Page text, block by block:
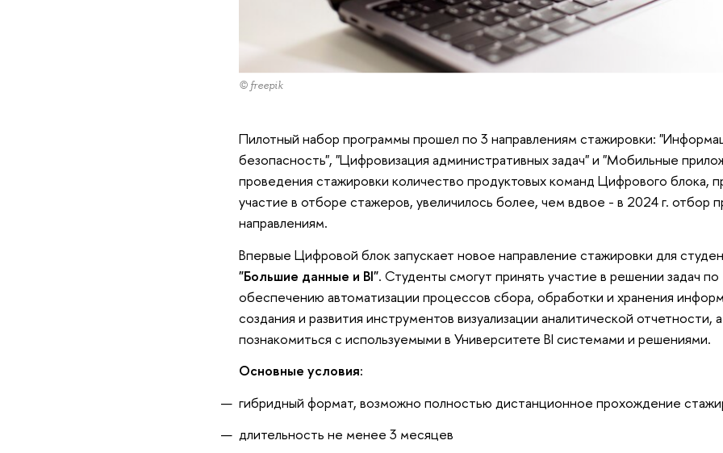
© freepik
Пилотный набор программы прошел по 3 направлениям стажировки:
безопасность", "Цифровизация административных задач" и "Мобильные
проведения стажировки количество продуктовых команд Цифрового блока,
участие в отборе стажеров, увеличилось более, чем вдвое - в 2024 г. отбор
направлениям.
Впервые Цифровой блок запускает новое направление стажировки для
"Большие данные и BI". Студенты смогут принять участие в решении задач по
обеспечению автоматизации процессов сбора, обработки и хранения
создания и развития инструментов визуализации аналитической отчетности,
познакомиться с используемыми в Университете ВI системами и решениями.
Основные условия:
гибридный формат, возможно полностью дистанционное прохождение
длительность не менее 3 месяцев